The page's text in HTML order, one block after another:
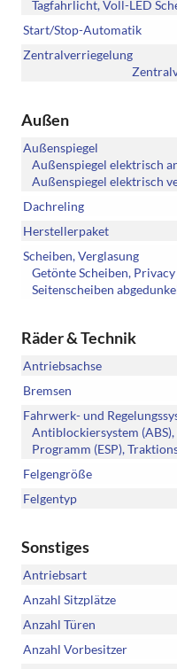
Tagfahrlicht, Voll-LED
Start/Stop-Automatik
Zentralverriegelung
Außen
Außenspiegel
Außenspiegel elektrisch
Außenspiegel elektrisch
Dachreling
Herstellerpaket
Scheiben, Verglasung
Getönte Scheiben,
Seitenscheiben
Räder & Technik
Antriebsachse
Bremsen
Fahrwerk- und
Antiblockiersystem
Programm (ESP),
Felgengröße
Felgentyp
Sonstiges
Antriebsart
Anzahl Sitzplätze
Anzahl Türen
Anzahl Vorbesitzer